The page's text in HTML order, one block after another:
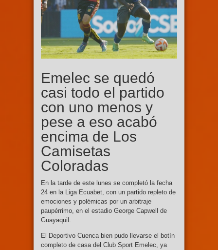
Emelec se quedó
casi todo el partido
con uno menos y
pese a eso acabó
encima de Los
Camisetas
Coloradas
En la tarde de este lunes se completó la fecha
24 en la Liga Ecuabet, con un partido repleto de
emociones y polémicas por un arbitraje
paupérrimo, en el estadio George Capwell de
Guayaquil.
El Deportivo Cuenca bien pudo llevarse el botín
completo de casa del Club Sport Emelec, ya